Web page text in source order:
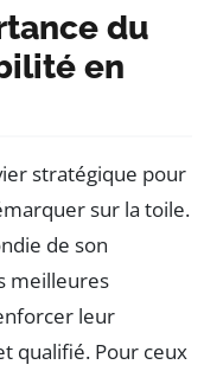
du
en
stratégique pour
sur la toile.
de son
meilleures
leur
qualifié. Pour ceux